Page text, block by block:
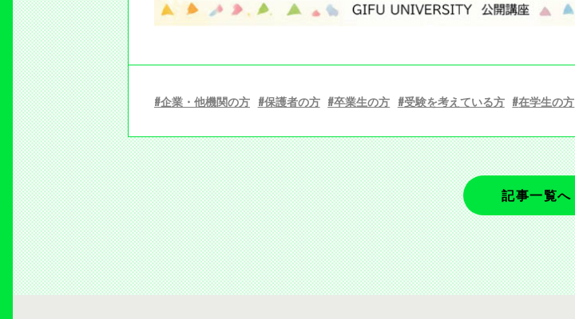
企業・他機関の方 保護者の方 卒業生の方 受験を考えている方 在学生の方
記事一覧へ